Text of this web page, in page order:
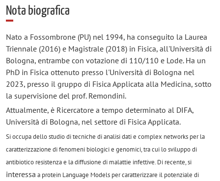
Nota biografica
Nato a Fossombrone (PU) nel 1994, ha conseguito la Laurea
Triennale (2016) e Magistrale (2018) in Fisica, all'Università di
Bologna, entrambe con votazione di 110/110 e Lode. Ha un
PhD in Fisica ottenuto presso l'Università di Bologna nel
2023, presso il gruppo di Fisica Applicata alla Medicina, sotto
la supervisione del prof. Remondini.
Attualmente, è Ricercatore a tempo determinato al DIFA,
Università di Bologna, nel settore di Fisica Applicata.
Si occupa dello studio di tecniche di analisi dati e complex networks per la
caratterizzazione di fenomeni biologici e genomici, tra cui lo sviluppo di
antibiotico resistenza e la diffusione di malattie infettive. Di recente, si
interessa a protein Language Models per caratterizzare il potenziale di